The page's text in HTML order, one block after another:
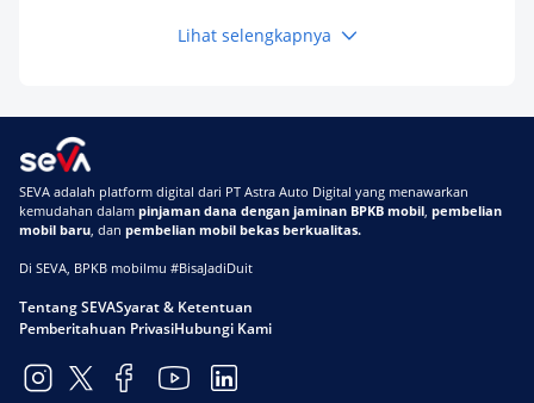
Keuangan
Terpercaya
Telat Bayar Pinjol 2 Hari, Apakah Langsung
Masuk BI Checking? Simak Peraturan
Terbarunya di 2026
Lihat selengkapnya
SEVA adalah platform digital dari PT Astra Auto Digital yang menawarkan
kemudahan dalam pinjaman dana dengan jaminan BPKB mobil pembelian
mobil baru , dan pembelian mobil bekas berkualitas.
Di SEVA, BPKB mobilmu #BisaJadiDuit
Tentang SEVASyarat & Ketentuan
Pemberitahuan PrivasiHubungi Kami